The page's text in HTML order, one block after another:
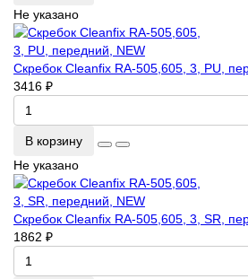
Не указано
Скребок Cleanfix RA-505,605, 3, PU,
3416 ₽
В корзину
Не указано
Скребок Cleanfix RA-505,605, 3, SR,
1862 ₽